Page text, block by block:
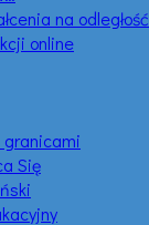
na odległość
online
granicami
Się